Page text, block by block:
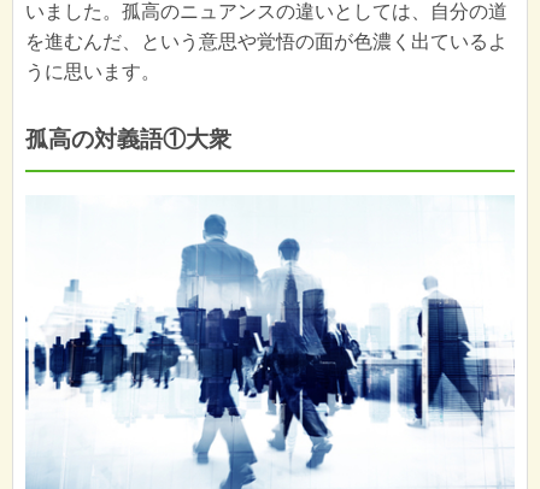
いました。孤高のニュアンスの違いとしては、自分の道
を進むんだ、という意思や覚悟の面が色濃く出ているよ
うに思います。
孤高の対義語①大衆